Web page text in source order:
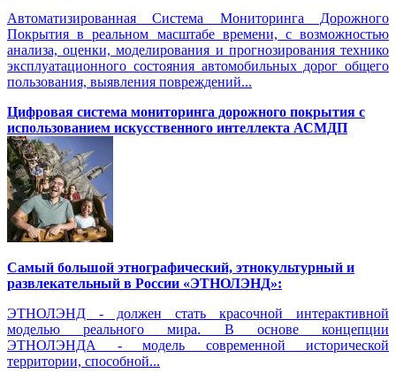
Автоматизированная Система Мониторинга Дорожного
Покрытия в реальном масштабе времени, с возможностью
анализа, оценки, моделирования и прогнозирования технико
эксплуатационного состояния автомобильных дорог общего
пользования, выявления повреждений...
Цифровая система мониторинга дорожного покрытия с
использованием искусственного интеллекта АСМДП
Самый большой этнографический, этнокультурный и
развлекательный в России «ЭТНОЛЭНД»:
ЭТНОЛЭНД - должен стать красочной интерактивной
моделью реального мира. В основе концепции
ЭТНОЛЭНДА - модель современной исторической
территории, способной...